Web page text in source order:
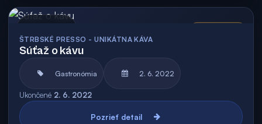
ŠTRBSKÉ PRESSO - UNIKÁTNA KÁVA
Súťaž o kávu
Gastronómia 2. 6. 2022
Ukončené 2. 6. 2022
Pozrieť detail